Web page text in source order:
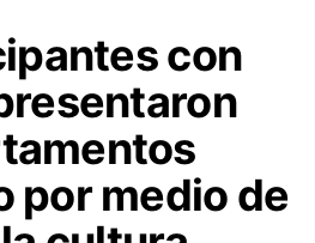
con
por medio de